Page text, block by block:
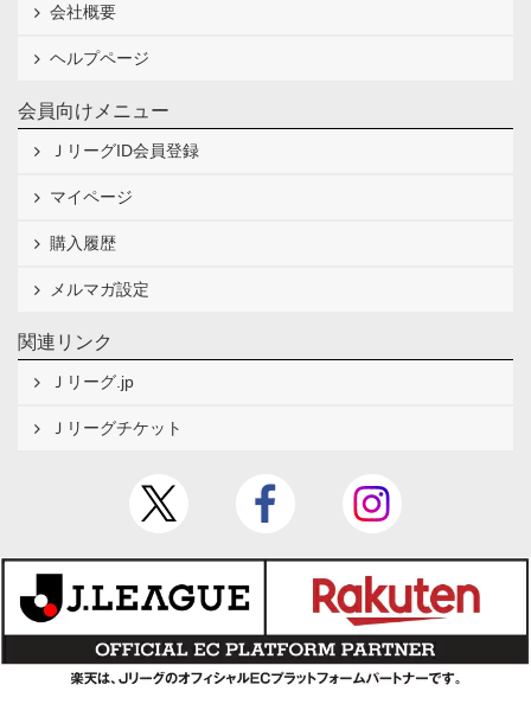
会社概要
ヘルプページ
会員向けメニュー
ＪリーグID会員登録
マイページ
購入履歴
メルマガ設定
関連リンク
Ｊリーグ.jp
Ｊリーグチケット